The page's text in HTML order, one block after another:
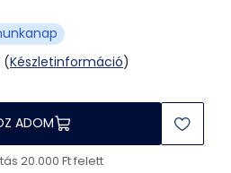
(Készletinformáció)
ADOM
20.000 Ft felett